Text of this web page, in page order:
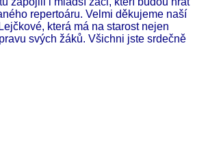
repertoáru. Velmi děkujeme naší
která má na starost nejen
svých žáků. Všichni jste srdečně